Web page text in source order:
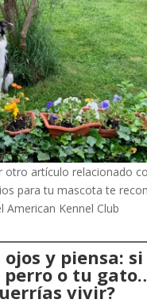
otro artículo relacionado
para tu mascota te
American Kennel Club
y piensa: si
o tu
vivir?